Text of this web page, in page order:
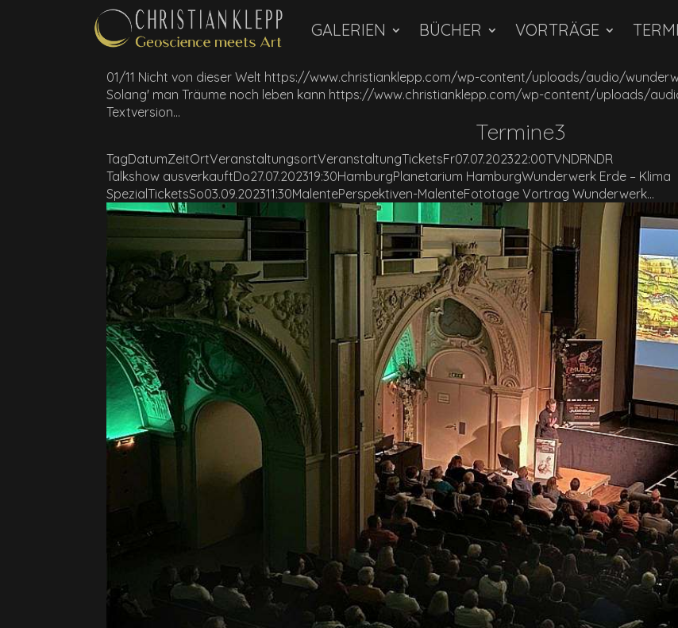
GALERIEN BÜCHER VORTRÄGE
01/11 Nicht von dieser Welt https://www.christianklepp.com/wp-content/uploads/audio/
Solang' man Träume noch leben kann https://www.christianklepp.com/wp-content/uploads/
Textversion...
Termine3
TagDatumZeitOrtVeranstaltungsortVeranstaltungTicketsFr07.07.202322:00TVNDRNDR
Talkshow ausverkauftDo27.07.202319:30HamburgPlanetarium HamburgWunderwerk Erde – Klima
SpezialTicketsSo03.09.202311:30MalentePerspektiven-MalenteFototage Vortrag Wunderwerk...